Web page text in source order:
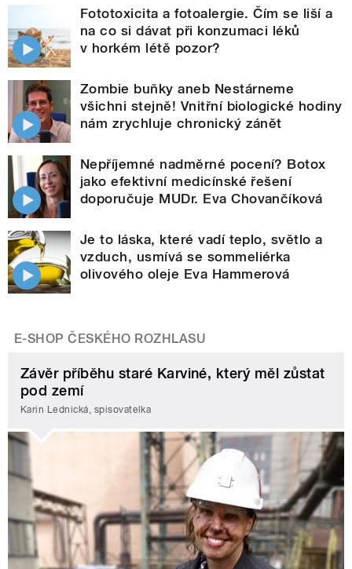
Fototoxicita a fotoalergie. Čím se liší a
na co si dávat při konzumaci léků
v horkém létě pozor?
Zombie buňky aneb Nestárneme
všichni stejně! Vnitřní biologické hodiny
nám zrychluje chronický zánět
Nepříjemné nadměrné pocení? Botox
jako efektivní medicínské řešení
doporučuje MUDr. Eva Chovančíková
Je to láska, které vadí teplo, světlo a
vzduch, usmívá se sommeliérka
olivového oleje Eva Hammerová
E-SHOP ČESKÉHO ROZHLASU
Závěr příběhu staré Karviné, který měl zůstat
pod zemí
Karin Lednická, spisovatelka